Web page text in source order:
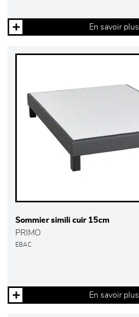
En savoir plus
Sommier simili cuir 15cm
PRIMO
EBAC
En savoir plus